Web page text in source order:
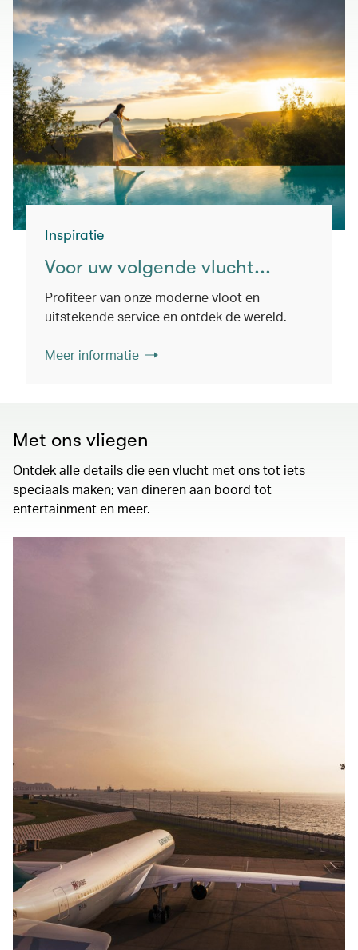
Inspiratie
Voor uw volgende vlucht...
Profiteer van onze moderne vloot en
uitstekende service en ontdek de wereld.
Meer informatie
Met ons vliegen
Ontdek alle details die een vlucht met ons tot iets
speciaals maken; van dineren aan boord tot
entertainment en meer.